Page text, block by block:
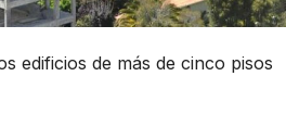
edificios de más de cinco pisos